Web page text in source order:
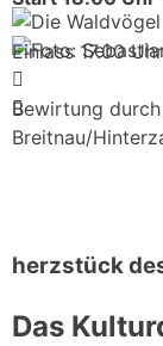
Einlass 17.00 Uhr
Bewirtung
Breitnau/
herzstück
Das